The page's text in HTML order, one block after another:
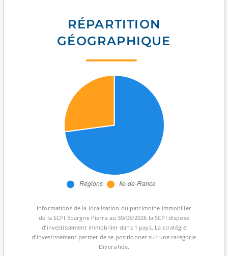
RÉPARTITION
GÉOGRAPHIQUE
Informations de la localisation du patrimoine immobilier
de la SCPI Epargne Pierre au 30/06/2026 la SCPI dispose
d’investissement immobilier dans 1 pays. La stratégie
d’investissement permet de se positionner sur une catégorie
Diversifiée.